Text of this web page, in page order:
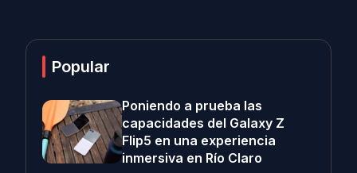
Popular
Poniendo a prueba las
capacidades del Galaxy Z
Flip5 en una experiencia
inmersiva en Río Claro